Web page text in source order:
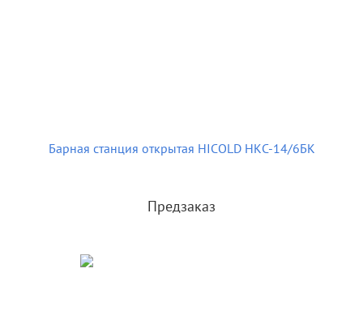
Барная станция открытая HICOLD НКС-14/6БК
Предзаказ